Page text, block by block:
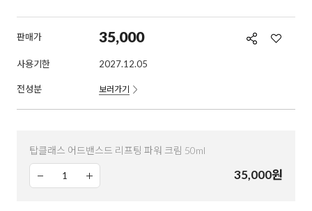
판매가 35,000
사용기한 2027.12.05
전성분 보러가기
탑클래스 어드밴스드 리프팅 파워 크림 50ml
35,000원